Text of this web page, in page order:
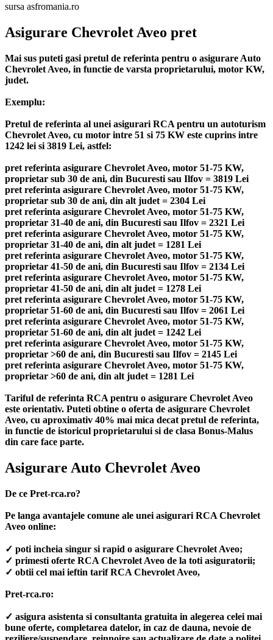
sursa asfromania.ro
Asigurare Chevrolet Aveo pret
Mai sus puteti gasi pretul de referinta pentru o asigurare Auto
Chevrolet Aveo, in functie de varsta proprietarului, motor KW,
judet.
Exemplu:
Pretul de referinta al unei asigurari RCA pentru un autoturism
Chevrolet Aveo, cu motor intre 51 si 75 KW este cuprins intre
1242 lei si 3819 Lei, astfel:
pret referinta asigurare Chevrolet Aveo, motor 51-75 KW,
proprietar sub 30 de ani, din Bucuresti sau Ilfov = 3819 Lei
pret referinta asigurare Chevrolet Aveo, motor 51-75 KW,
proprietar sub 30 de ani, din alt judet = 2304 Lei
pret referinta asigurare Chevrolet Aveo, motor 51-75 KW,
proprietar 31-40 de ani, din Bucuresti sau Ilfov = 2321 Lei
pret referinta asigurare Chevrolet Aveo, motor 51-75 KW,
proprietar 31-40 de ani, din alt judet = 1281 Lei
pret referinta asigurare Chevrolet Aveo, motor 51-75 KW,
proprietar 41-50 de ani, din Bucuresti sau Ilfov = 2134 Lei
pret referinta asigurare Chevrolet Aveo, motor 51-75 KW,
proprietar 41-50 de ani, din alt judet = 1278 Lei
pret referinta asigurare Chevrolet Aveo, motor 51-75 KW,
proprietar 51-60 de ani, din Bucuresti sau Ilfov = 2061 Lei
pret referinta asigurare Chevrolet Aveo, motor 51-75 KW,
proprietar 51-60 de ani, din alt judet = 1242 Lei
pret referinta asigurare Chevrolet Aveo, motor 51-75 KW,
proprietar >60 de ani, din Bucuresti sau Ilfov = 2145 Lei
pret referinta asigurare Chevrolet Aveo, motor 51-75 KW,
proprietar >60 de ani, din alt judet = 1281 Lei
Tariful de referinta RCA pentru o asigurare Chevrolet Aveo
este orientativ. Puteti obtine o oferta de asigurare Chevrolet
Aveo, cu aproximativ 40% mai mica decat pretul de referinta,
in functie de istoricul proprietarului si de clasa Bonus-Malus
din care face parte.
Asigurare Auto Chevrolet Aveo
De ce Pret-rca.ro?
Pe langa avantajele comune ale unei asigurari RCA Chevrolet
Aveo online:
✓ poti incheia singur si rapid o asigurare Chevrolet Aveo;
✓ primesti oferte RCA Chevrolet Aveo de la toti asiguratorii;
✓ obtii cel mai ieftin tarif RCA Chevrolet Aveo,
Pret-rca.ro:
✓ asigura asistenta si consultanta gratuita in alegerea celei mai
bune oferte, completarea datelor, in caz de dauna, nevoie de